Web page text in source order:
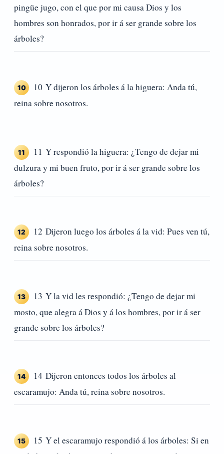
pingüe jugo, con el que por mi causa Dios y los
hombres son honrados, por ir á ser grande sobre los
árboles?
10
10 Y dijeron los árboles á la higuera: Anda tú,
reina sobre nosotros.
11
11 Y respondió la higuera: ¿Tengo de dejar mi
dulzura y mi buen fruto, por ir á ser grande sobre los
árboles?
12
12 Dijeron luego los árboles á la vid: Pues ven tú,
reina sobre nosotros.
13
13 Y la vid les respondió: ¿Tengo de dejar mi
mosto, que alegra á Dios y á los hombres, por ir á ser
grande sobre los árboles?
14
14 Dijeron entonces todos los árboles al
escaramujo: Anda tú, reina sobre nosotros.
15
15 Y el escaramujo respondió á los árboles: Si en